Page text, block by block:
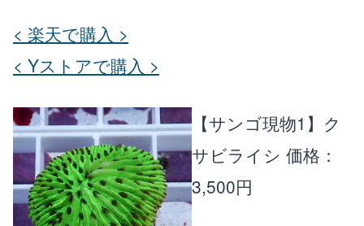
< 楽天で購入 >
< Yストアで購入 >
【サンゴ現物1】ク
サビライシ 価格：
3,500円